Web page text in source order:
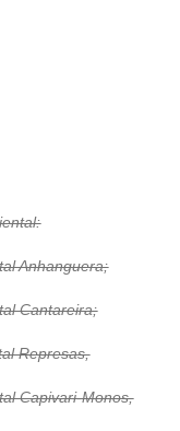
Anhanguera;
Cantareira;
Represas,
Capivari-Monos,